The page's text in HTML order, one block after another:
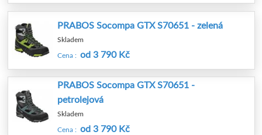
PRABOS Socompa GTX S70651 - zelená
Skladem
Cena : od 3 790 Kč
PRABOS Socompa GTX S70651 -
petrolejová
Skladem
Cena : od 3 790 Kč